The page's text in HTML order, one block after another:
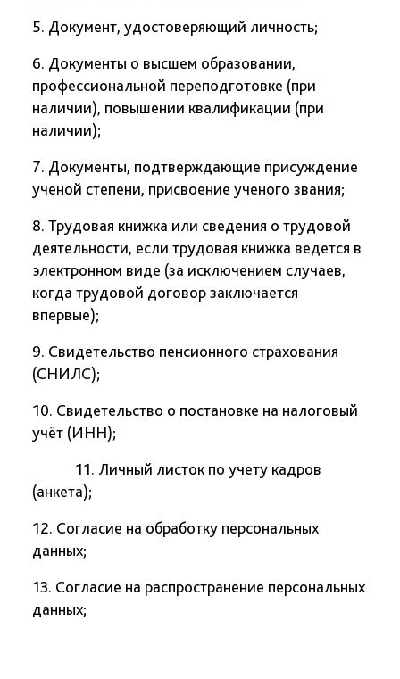
5. Документ, удостоверяющий личность;
6. Документы о высшем образовании,
профессиональной переподготовке (при
наличии), повышении квалификации (при
наличии);
7. Документы, подтверждающие присуждение
ученой степени, присвоение ученого звания;
8. Трудовая книжка или сведения о трудовой
деятельности, если трудовая книжка ведется в
электронном виде (за исключением случаев,
когда трудовой договор заключается
впервые);
9. Свидетельство пенсионного страхования
(СНИЛС);
10. Свидетельство о постановке на налоговый
учёт (ИНН);
11. Личный листок по учету кадров
(анкета);
12. Согласие на обработку персональных
данных;
13. Согласие на распространение персональных
данных;